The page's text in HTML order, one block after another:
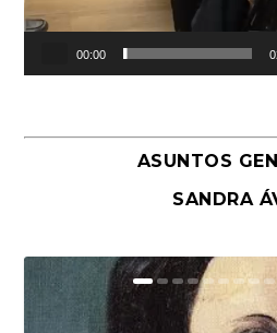
00:00
ASUNTOS
SANDRA